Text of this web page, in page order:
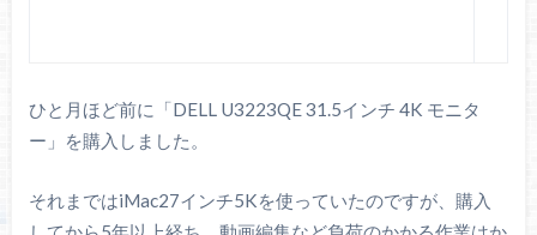
ひと月ほど前に「DELL U3223QE 31.5インチ 4K モニタ
ー」を購入しました。
それまではiMac27インチ5Kを使っていたのですが、購入